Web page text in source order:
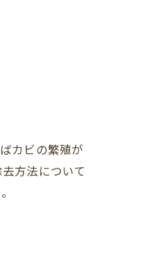
カビの繁殖が
方法について